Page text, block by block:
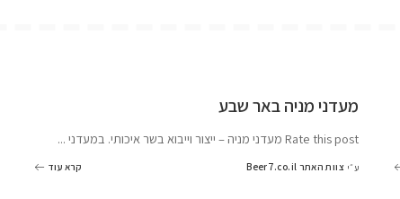
מעדני מניה באר שבע
Rate this post מעדני מניה – ייצור וייבוא בשר איכותי. במעדני ...
ע״י צוות האתר Beer7.co.il קרא עוד